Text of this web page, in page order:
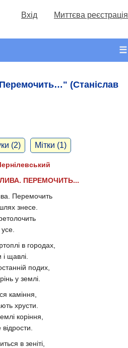
Вхід Миттєва реєстрація
☰
(Станіслав
(2) Мітки (1)
ПЕРЕМОЧИТЬ...
Перемочить
знесе.
в городах,
щавлі.
подих,
у землі.
каміння,
хрусти.
коріння,
в зеніті,